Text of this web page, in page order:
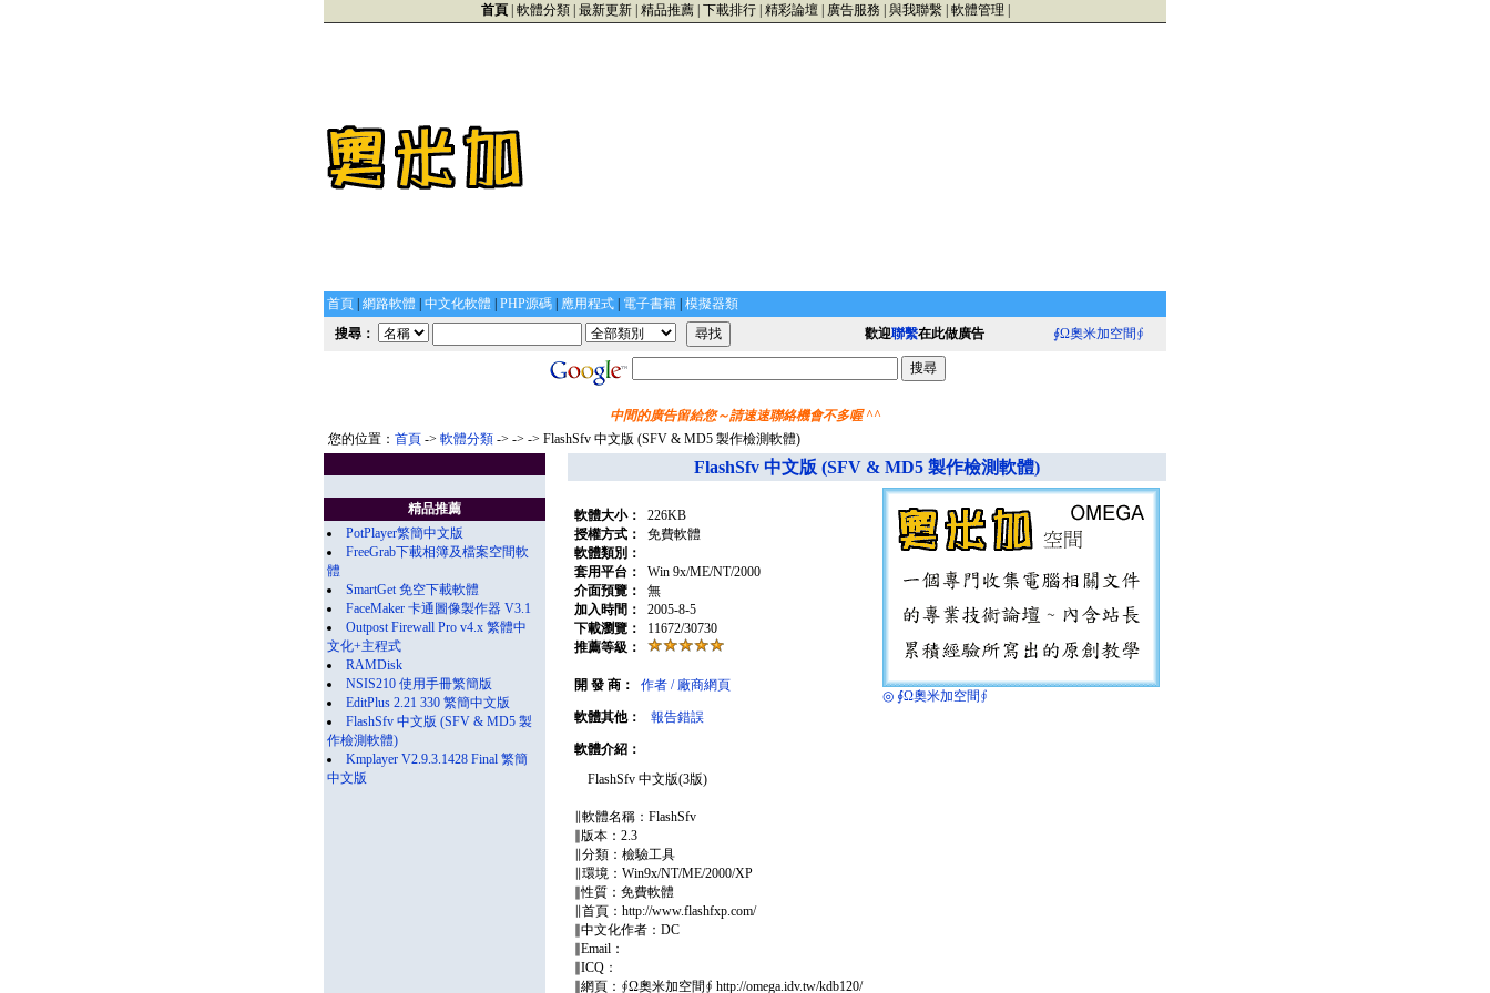
首頁| 軟體分類| 最新更新| 精品推薦| 下載排行| 精彩論壇| 廣告服務 與我聯繫| 軟體管理
首頁 網路軟體 中文化軟體 PHP源碼 應用程式 電子書籍 模擬器類
搜尋：
歡迎聯繫在此做廣告 ∮Ω奧米加空間∮
中間的廣告留給您～請速速聯絡機會不多喔 ^^
您的位置： 首頁 -> 軟體分類 -> -> -> FlashSfv 中文版 (SFV & MD5 製作檢測軟體)
精品推薦
PotPlayer繁簡中文版
FreeGrab下載相簿及檔案空間軟
體
SmartGet 免空下載軟體
FaceMaker 卡通圖像製作器 V3.1
Outpost Firewall Pro v4.x 繁體中
文化+主程式
RAMDisk
NSIS210 使用手冊繁簡版
EditPlus 2.21 330 繁簡中文版
FlashSfv 中文版 (SFV & MD5 製
作檢測軟體)
Kmplayer V2.9.3.1428 Final 繁簡
中文版
FlashSfv 中文版 (SFV & MD5 製作檢測軟體)
軟體大小：
226KB
授權方式：
免費軟體
軟體類別：
套用平台：
Win 9x/ME/NT/2000
介面預覽：
無
加入時間：
2005-8-5
下載瀏覽：
11672/30730
推薦等級：
開 發 商： 作者 / 廠商網頁
軟體其他： 報告錯誤
軟體介紹：
◎ ∮Ω奧米加空間∮
FlashSfv 中文版(3版)
∥軟體名稱：FlashSfv
∥版本：2.3
∥分類：檢驗工具
∥環境：Win9x/NT/ME/2000/XP
∥性質：免費軟體
∥首頁：http://www.flashfxp.com/
∥中文化作者：DC
∥Email：
∥ICQ：
∥網頁：∮Ω奧米加空間∮ http://omega.idv.tw/kdb120/